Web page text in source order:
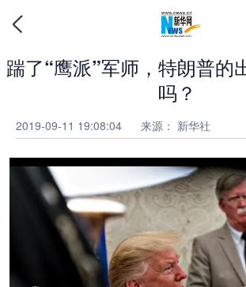
踹了“鹰派”军师，特朗普的
吗？
2019-09-11 19:08:04 来源： 新华社